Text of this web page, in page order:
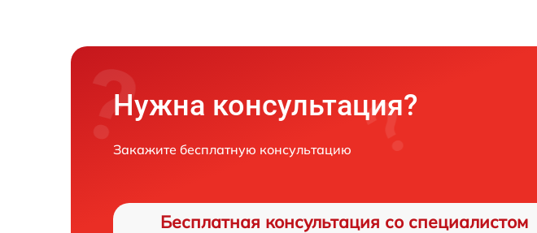
Нужна консультация?
Закажите бесплатную консультацию
Бесплатная консультация со специалистом